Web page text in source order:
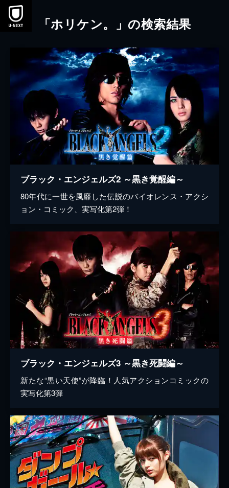
本文へスキップ
「ホリケン。」の検索結果
ブラック・エンジェルズ2 ～黒き覚醒編～
80年代に一世を風靡した伝説のバイオレンス・アクシ
ョン・コミック、実写化第2弾！
ブラック・エンジェルズ3 ～黒き死闘編～
新たな“黒い天使”が降臨！人気アクションコミックの
実写化第3弾